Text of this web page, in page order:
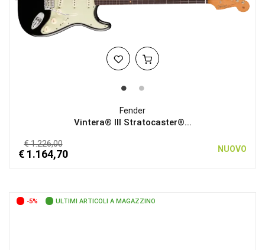
Fender
Vintera® III Stratocaster®...
€ 1.226,00
€ 1.164,70 NUOVO
-5% ULTIMI ARTICOLI A MAGAZZINO